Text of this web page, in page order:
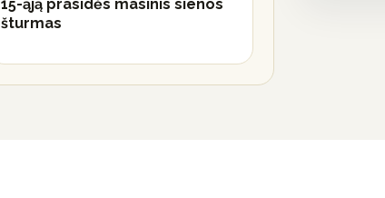
15-ąją prasidės masinis sienos
šturmas